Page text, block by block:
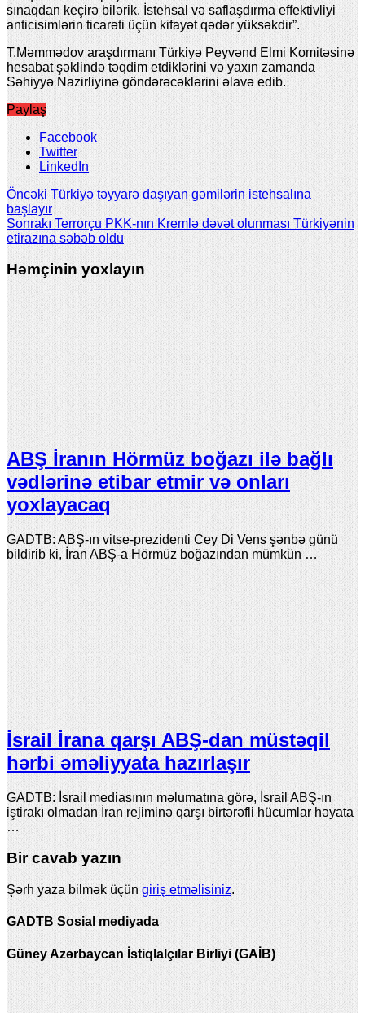
sınaqdan keçirə bilərik. İstehsal və saflaşdırma effektivliyi
anticisimlərin ticarəti üçün kifayət qədər yüksəkdir”.
T.Məmmədov araşdırmanı Türkiyə Peyvənd Elmi Komitəsinə
hesabat şəklində təqdim etdiklərini və yaxın zamanda
Səhiyyə Nazirliyinə göndərəcəklərini əlavə edib.
Paylaş
Facebook
Twitter
LinkedIn
Öncəki Türkiyə təyyarə daşıyan gəmilərin istehsalına
başlayır
Sonrakı Terrorçu PKK-nın Kremlə dəvət olunması Türkiyənin
etirazına səbəb oldu
Həmçinin yoxlayın
ABŞ İranın Hörmüz boğazı ilə bağlı
vədlərinə etibar etmir və onları
yoxlayacaq
GADTB: ABŞ-ın vitse-prezidenti Cey Di Vens şənbə günü
bildirib ki, İran ABŞ-a Hörmüz boğazından mümkün …
İsrail İrana qarşı ABŞ-dan müstəqil
hərbi əməliyyata hazırlaşır
GADTB: İsrail mediasının məlumatına görə, İsrail ABŞ-ın
iştirakı olmadan İran rejiminə qarşı birtərəfli hücumlar həyata
…
Bir cavab yazın
Şərh yaza bilmək üçüngiriş etməlisiniz.
GADTB Sosial mediyada
Güney Azərbaycan İstiqlalçılar Birliyi (GAİB)